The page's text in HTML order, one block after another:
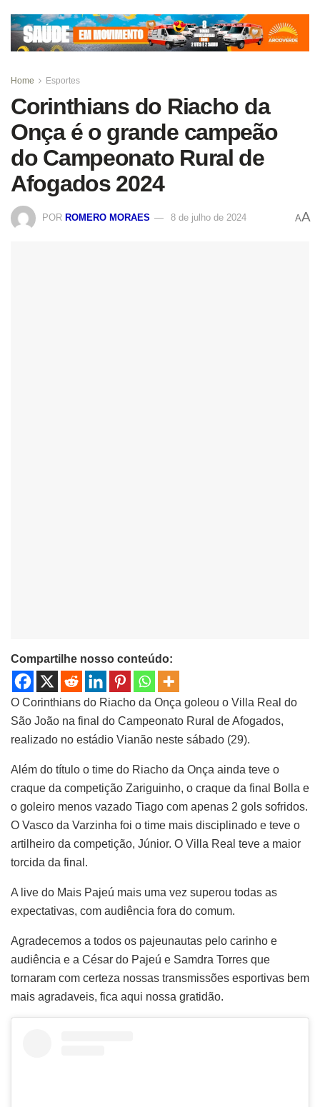
Home Esportes
Corinthians do Riacho da
Onça é o grande campeão
do Campeonato Rural de
Afogados 2024
POR ROMERO MORAES 8 de julho de 2024 AA
Compartilhe nosso conteúdo:
O Corinthians do Riacho da Onça goleou o Villa Real do
São João na final do Campeonato Rural de Afogados,
realizado no estádio Vianão neste sábado (29).
Além do título o time do Riacho da Onça ainda teve o
craque da competição Zariguinho, o craque da final Bolla e
o goleiro menos vazado Tiago com apenas 2 gols sofridos.
O Vasco da Varzinha foi o time mais disciplinado e teve o
artilheiro da competição, Júnior. O Villa Real teve a maior
torcida da final.
A live do Mais Pajeú mais uma vez superou todas as
expectativas, com audiência fora do comum.
Agradecemos a todos os pajeunautas pelo carinho e
audiência e a César do Pajeú e Samdra Torres que
tornaram com certeza nossas transmissões esportivas bem
mais agradaveis, fica aqui nossa gratidão.